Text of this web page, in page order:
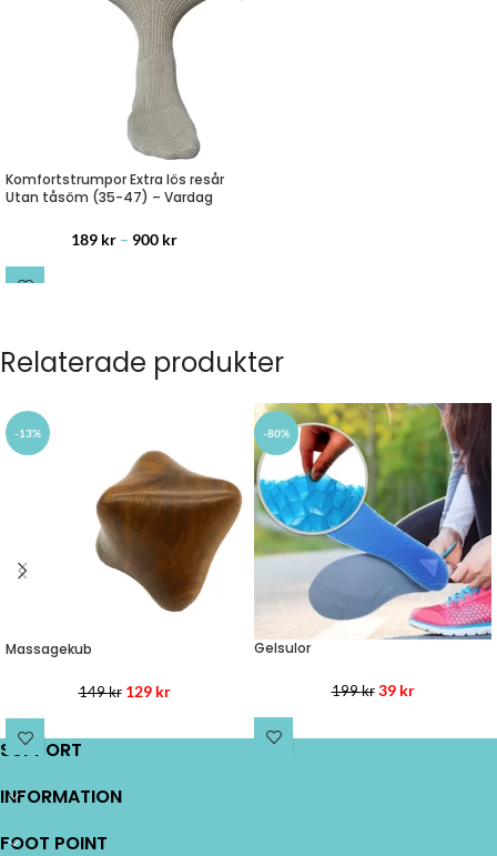
Komfortstrumpor Extra lös resår
Utan tåsöm (35-47) – Vardag
189 kr – 900 kr
Relaterade produkter
-13%
Massagekub
149kr 129 kr
-80%
Gelsulor
199kr 39 kr
SUPPORT
INFORMATION
FOOT POINT